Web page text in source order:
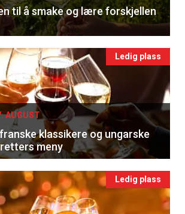
til å smake og lære forskjellen
Ledig plass
AUGUST
klassikere og ungarske
meny
Ledig plass